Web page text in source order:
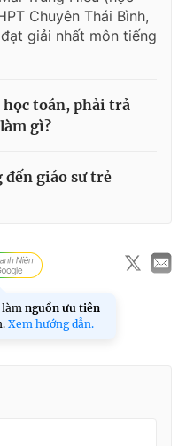
Chuyên Thái Bình,
giải nhất môn tiếng
toán, phải trả
gì?
giáo sư trẻ
làm nguồn ưu tiên
Xem hướng dẫn.